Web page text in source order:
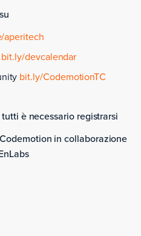
aperitech
bit.ly/devcalendar
bit.ly/CodemotionTC
è necessario registrarsi
in collaborazione